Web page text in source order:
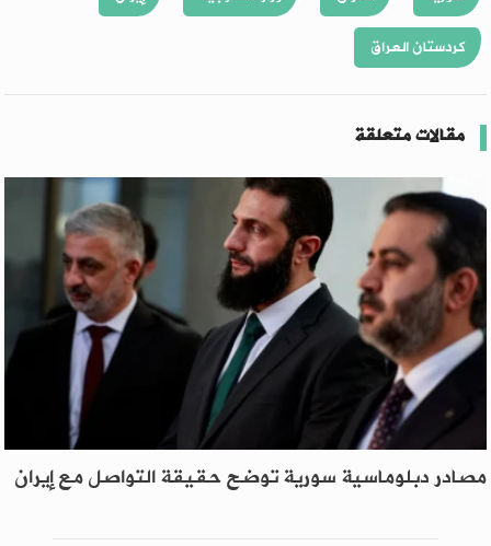
كردستان العراق
مقالات متعلقة
مصادر دبلوماسية سورية توضح حقيقة التواصل مع إيران